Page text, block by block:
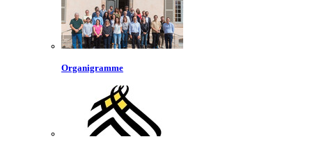
Organigramme